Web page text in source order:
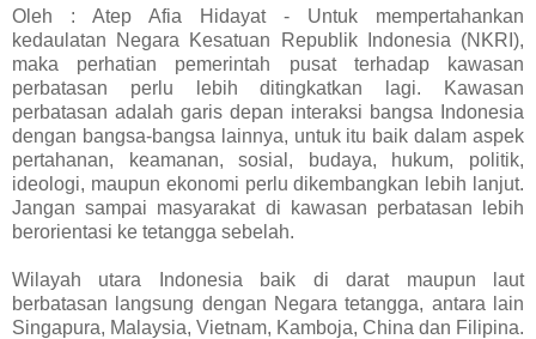
Oleh : Atep Afia Hidayat - Untuk mempertahankan
kedaulatan Negara Kesatuan Republik Indonesia (NKRI),
maka perhatian pemerintah pusat terhadap kawasan
perbatasan perlu lebih ditingkatkan lagi. Kawasan
perbatasan adalah garis depan interaksi bangsa Indonesia
dengan bangsa-bangsa lainnya, untuk itu baik dalam aspek
pertahanan, keamanan, sosial, budaya, hukum, politik,
ideologi, maupun ekonomi perlu dikembangkan lebih lanjut.
Jangan sampai masyarakat di kawasan perbatasan lebih
berorientasi ke tetangga sebelah.
Wilayah utara Indonesia baik di darat maupun laut
berbatasan langsung dengan Negara tetangga, antara lain
Singapura, Malaysia, Vietnam, Kamboja, China dan Filipina.